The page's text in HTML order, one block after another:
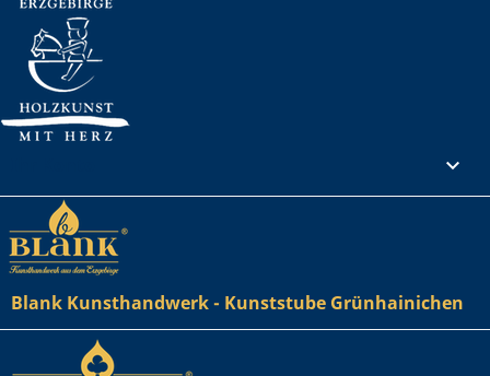

Blank Kunsthandwerk - Kunststube Grünhainichen